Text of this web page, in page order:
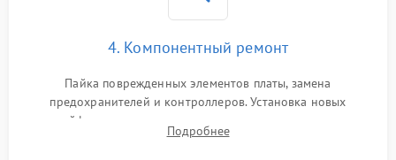
4. Компонентный ремонт
Пайка поврежденных элементов платы, замена
предохранителей и контроллеров. Установка новых
шлейфов, дисплея, механизма затвора или двигателя
автофокуса. Восстановление геометрии тубуса объектива
Подробнее